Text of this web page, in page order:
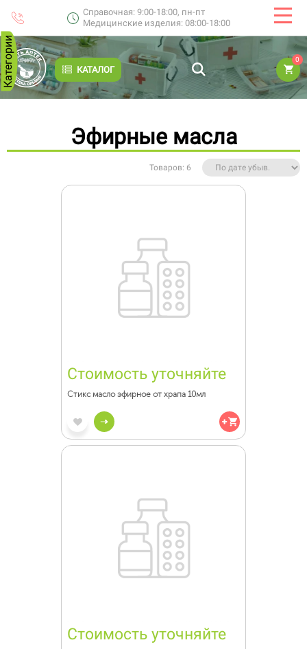
Справочная: 9:00-18:00, пн-пт
Медицинские изделия: 08:00-18:00
КАТАЛОГ
0
Категории
Эфирные масла
Товаров: 6
Стоимость уточняйте
Стикс масло эфирное от храпа 10мл
Стоимость уточняйте